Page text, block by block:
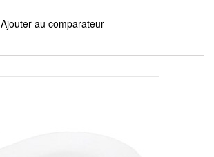
Ajouter au comparateur